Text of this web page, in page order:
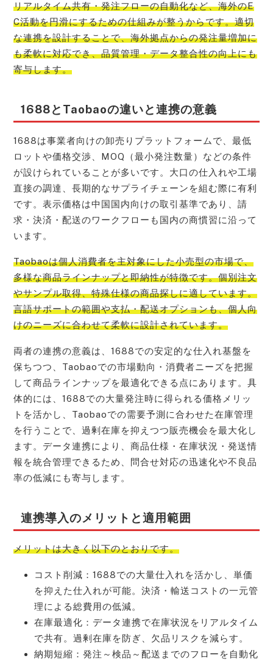
リアルタイム共有・発注フローの自動化など、海外のE
C活動を円滑にするための仕組みが整うからです。適切
な連携を設計することで、海外拠点からの発注量増加に
も柔軟に対応でき、品質管理・データ整合性の向上にも
寄与します。
1688とTaobaoの違いと連携の意義
1688は事業者向けの卸売りプラットフォームで、最低
ロットや価格交渉、MOQ（最小発注数量）などの条件
が設けられていることが多いです。大口の仕入れや工場
直接の調達、長期的なサプライチェーンを組む際に有利
です。表示価格は中国国内向けの取引基準であり、請
求・決済・配送のワークフローも国内の商慣習に沿って
います。
Taobaoは個人消費者を主対象にした小売型の市場で、
多様な商品ラインナップと即納性が特徴です。個別注文
やサンプル取得、特殊仕様の商品探しに適しています。
言語サポートの範囲や支払・配送オプションも、個人向
けのニーズに合わせて柔軟に設計されています。
両者の連携の意義は、1688での安定的な仕入れ基盤を
保ちつつ、Taobaoでの市場動向・消費者ニーズを把握
して商品ラインナップを最適化できる点にあります。具
体的には、1688での大量発注時に得られる価格メリッ
トを活かし、Taobaoでの需要予測に合わせた在庫管理
を行うことで、過剰在庫を抑えつつ販売機会を最大化し
ます。データ連携により、商品仕様・在庫状況・発送情
報を統合管理できるため、問合せ対応の迅速化や不良品
率の低減にも寄与します。
連携導入のメリットと適用範囲
メリットは大きく以下のとおりです。
コスト削減：1688での大量仕入れを活かし、単価
を抑えた仕入れが可能。決済・輸送コストの一元管
理による総費用の低減。
在庫最適化：データ連携で在庫状況をリアルタイム
で共有。過剰在庫を防ぎ、欠品リスクを減らす。
納期短縮：発注～検品～配送までのフローを自動化